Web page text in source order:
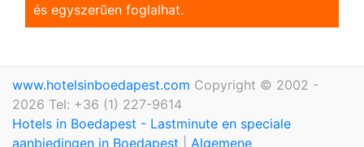
és egyszerũen foglalhat.
www.hotelsinboedapest.com Copyright © 2002 -
2026 Tel: +36 (1) 227-9614
Hotels in Boedapest - Lastminute en speciale
aanbiedingen in Boedapest
Algemene